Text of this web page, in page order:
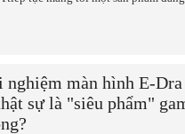
nghiệm màn hình E-
sự là "siêu phẩm"